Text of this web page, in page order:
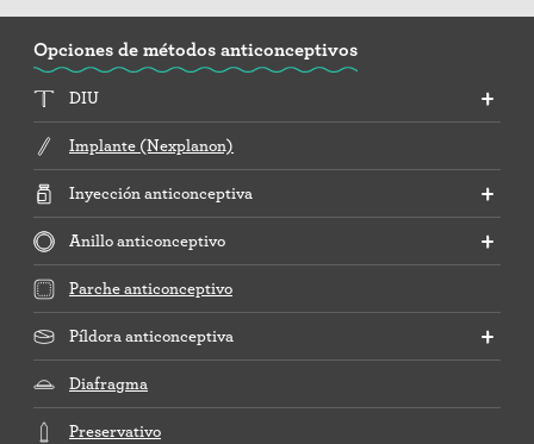
Opciones de métodos anticonceptivos
DIU
Implante (Nexplanon)
Inyección anticonceptiva
Anillo anticonceptivo
Parche anticonceptivo
Píldora anticonceptiva
Diafragma
Preservativo